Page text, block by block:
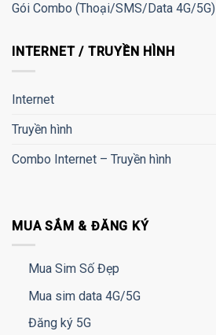
Gói Combo (Thoại/SMS/Data 4G/5G)
INTERNET / TRUYỀN HÌNH
Internet
Truyền hình
Combo Internet – Truyền hình
MUA SẮM & ĐĂNG KÝ
Mua Sim Số Đẹp
Mua sim data 4G/5G
Đăng ký 5G